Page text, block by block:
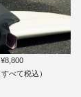
¥8,800
べて税込）